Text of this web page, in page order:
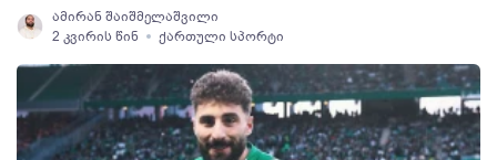
ამირან შაიშმელაშვილი
2 კვირის წინ
ქართული სპორტი